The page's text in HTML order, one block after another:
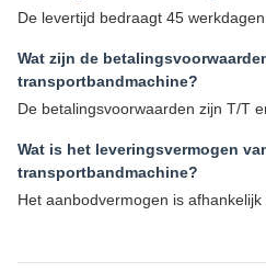
De levertijd bedraagt ​​45 werkdagen.
Wat zijn de
transportbandmachine?
De betalingsvoorwaarden zijn T/T
Wat is het leveringsvermogen
transportbandmachine?
Het aanbodvermogen is